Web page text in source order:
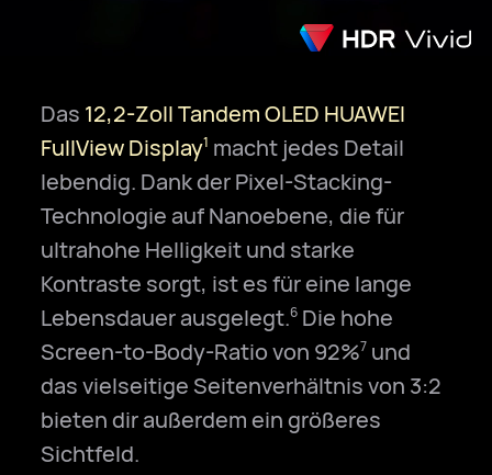
Das 12,2-Zoll Tandem OLED HUAWEI
FullView Display1 macht jedes Detail
lebendig. Dank der Pixel-Stacking-
Technologie auf Nanoebene, die für
ultrahohe Helligkeit und starke
Kontraste sorgt, ist es für eine lange
Lebensdauer ausgelegt.6 Die hohe
Screen-to-Body-Ratio von 92%7 und
das vielseitige Seitenverhältnis von 3:2
bieten dir außerdem ein größeres
Sichtfeld.